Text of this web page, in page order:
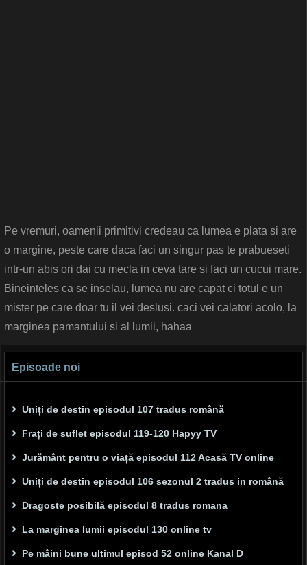
Pe vremuri, oamenii primitivi credeau ca lumea e plata si are
o margine, peste care daca faci un singur pas te prabueseti
intr-un abis ori dai cu mecla in ceva tare si faci un cucui mare.
Bineinteles ca se inselau, lumea nu are capat ci totul e un
mister pe care doar tu il vei deslusi. caci vei calatori acolo, la
marginea pamantului si al lumii, hahaa
Episoade noi
Uniți de destin episodul 107 tradus română
Frați de suflet episodul 119-120 Hapyy TV
Jurământ pentru o viață episodul 112 Acasă TV online
Uniți de destin episodul 106 sezonul 2 tradus in română
Dragoste posibilă episodul 8 tradus romana
La marginea lumii episodul 130 online tv
Pe mâini bune ultimul episod 52 online Kanal D